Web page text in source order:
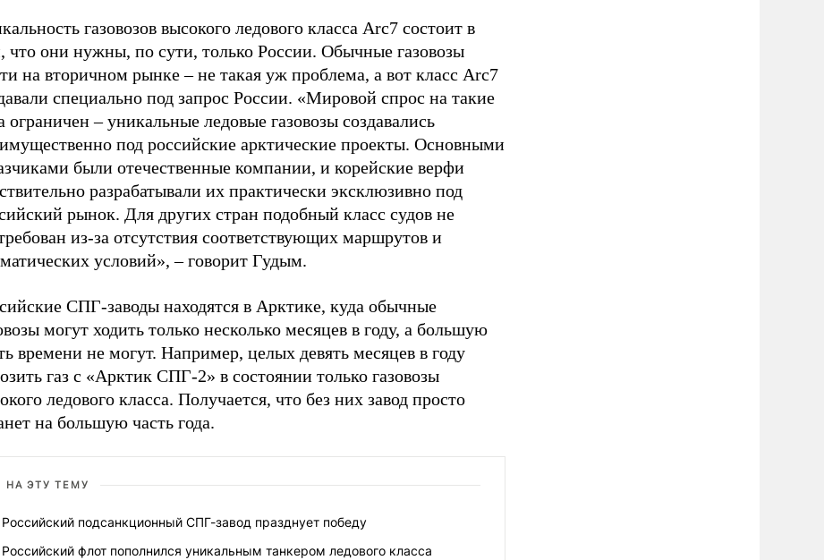
газовозов высокого ледового класса Arc7 состоит в
что они нужны, по сути, только России. Обычные газовозы
на вторичном рынке – не такая уж проблема, а вот класс Arc7
специально под запрос России. «Мировой спрос на такие
ограничен – уникальные ледовые газовозы создавались
под российские арктические проекты. Основными
были отечественные компании, и корейские верфи
разрабатывали их практически эксклюзивно под
рынок. Для других стран подобный класс судов не
из-за отсутствия соответствующих маршрутов и
условий», – говорит Гудым.
СПГ-заводы находятся в Арктике, куда обычные
могут ходить только несколько месяцев в году, а большую
времени не могут. Например, целых девять месяцев в году
газ с «Арктик СПГ-2» в состоянии только газовозы
ледового класса. Получается, что без них завод просто
на большую часть года.
НА ЭТУ ТЕМУ
Российский подсанкционный СПГ-завод празднует победу
Российский флот пополнился уникальным танкером ледового класса